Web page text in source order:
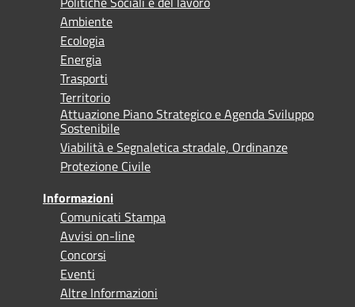
Ambiente
Ecologia
Energia
Trasporti
Territorio
Attuazione Piano Strategico e Agenda Sviluppo
Sostenibile
Viabilità e Segnaletica stradale, Ordinanze
Protezione Civile
Informazioni
Comunicati Stampa
Avvisi on-line
Concorsi
Eventi
Altre Informazioni